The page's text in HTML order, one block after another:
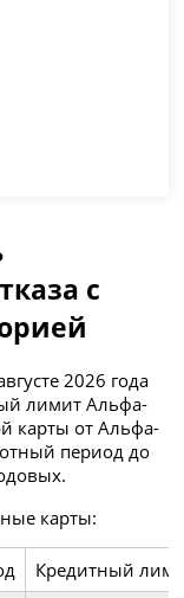
с
2026 года
лимит Альфа-
карты от Альфа-
период до
карты:
Кредитный